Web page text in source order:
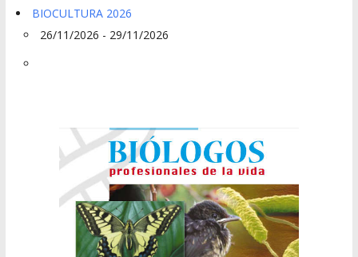
BIOCULTURA 2026
26/11/2026 - 29/11/2026